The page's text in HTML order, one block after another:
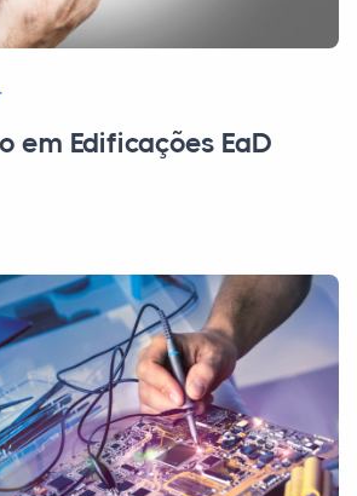
em Edificações EaD